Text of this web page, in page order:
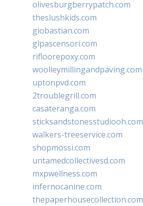
olivesburgberrypatch.com
theslushkids.com
giobastian.com
glpascensori.com
rifloorepoxy.com
woolleymillingandpaving.com
uptonpvd.com
2troublegrill.com
casateranga.com
sticksandstonesstudiooh.com
walkers-treeservice.com
shopmossi.com
untamedcollectivesd.com
mxpwellness.com
infernocanine.com
thepaperhousecollection.com